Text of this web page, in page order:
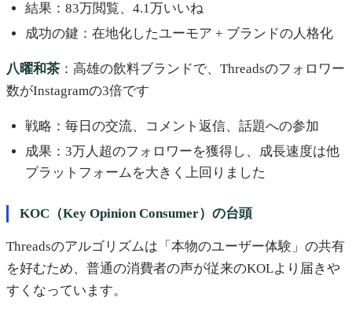
結果：83万閲覧、4.1万いいね
成功の鍵：在地化したユーモア + ブランドの人格化
八曜和茶 ：高雄の飲料ブランドで、Threadsのフォロワー
数がInstagramの3倍です
戦略：毎日の交流、コメント返信、話題への参加
成果：3万人超のフォロワーを獲得し、成長速度は他
プラットフォームを大きく上回りました
KOC（Key Opinion Consumer）の台頭
Threadsのアルゴリズムは「本物のユーザー体験」の共有
を好むため、普通の消費者の声が従来のKOLより届きや
すくなっています。